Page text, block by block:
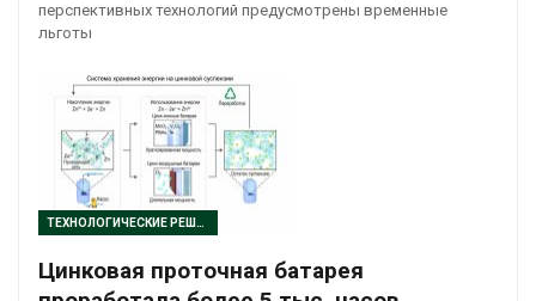
перспективных технологий предусмотрены временные
льготы
ТЕХНОЛОГИЧЕСКИЕ РЕШЕНИЯ
Цинковая проточная батарея